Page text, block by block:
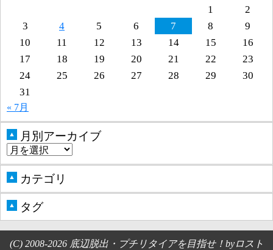
1
2
3
4 5 6 7 8
9
10
11 12 13 14 15
16
17
18 19 20 21 22
23
24
25 26 27 28 29
30
31
« 7月
▲ 月別アーカイブ
▲ カテゴリ
▲ タグ
(C) 2008-2026 底辺脱出・プチリタイアを目指せ！byロスト